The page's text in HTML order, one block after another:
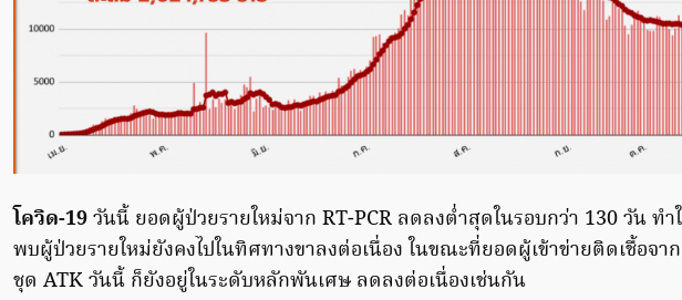
โควิด-19วันนี้ ยอดผู้ป่วยรายใหม่จาก RT-PCR ลดลงต่ำสุดในรอบกว่า 130 วัน ทำ
พบผู้ป่วยรายใหม่ยังคงไปในทิศทางขาลงต่อเนื่อง ในขณะที่ยอดผู้เข้าข่ายติดเชื้อจา
ชุด ATK วันนี้ ก็ยังอยู่ในระดับหลักพันเศษ ลดลงต่อเนื่องเช่นกัน